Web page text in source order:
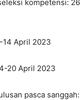
kompetensi:
14 April 2023
20 April 2023
pasca